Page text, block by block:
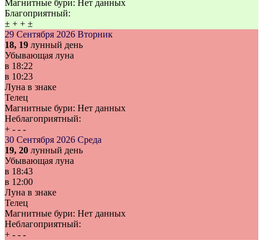
Магнитные бури: Нет данных
Благоприятный:
± + + ±
29 Сентября 2026 Вторник
18, 19 лунный день
Убывающая луна
в 18:22
в 10:23
Луна в знаке
Телец
Магнитные бури: Нет данных
Неблагоприятный:
+ - - -
30 Сентября 2026 Среда
19, 20 лунный день
Убывающая луна
в 18:43
в 12:00
Луна в знаке
Телец
Магнитные бури: Нет данных
Неблагоприятный:
+ - - -